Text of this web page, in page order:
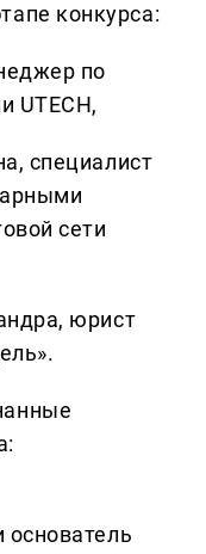
конкурса:
по
UTECH,
специалист
сети
юрист
основатель